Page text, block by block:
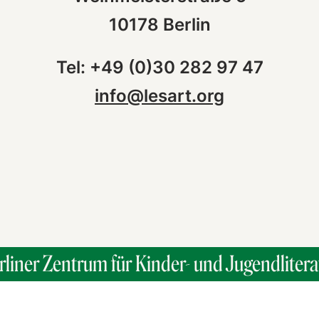
10178 Berlin
Tel: +49 (0)30 282 97 47
info@lesart.org
Zentrum für Kinder- und